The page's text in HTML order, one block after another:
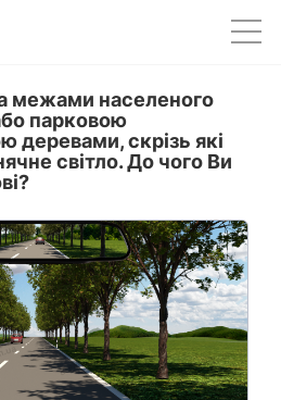
межами населеного
парковою
деревами, скрізь які
світло. До чого Ви